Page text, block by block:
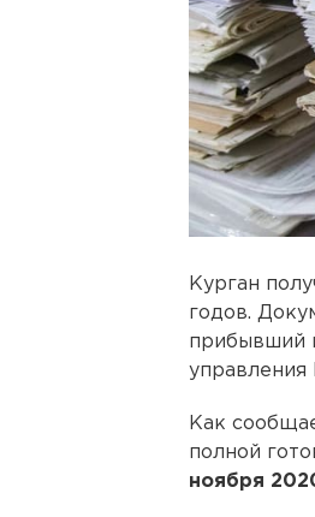
Курган
годов.
прибывший
управления
Как
полной
ноября